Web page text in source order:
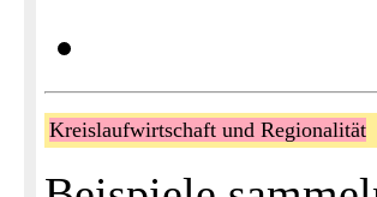
Kreislaufwirtschaft und Regionalität